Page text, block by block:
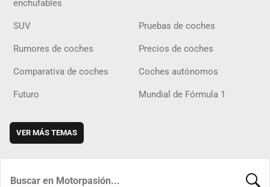
enchufables
SUV Pruebas de coches
Rumores de coches Precios de coches
Comparativa de coches Coches autónomos
Futuro Mundial de Fórmula 1
VER MÁS TEMAS